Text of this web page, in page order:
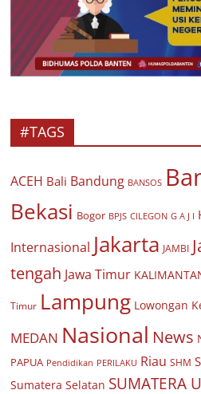
#TAGS
ACEH Bali Bandung BANSOS
Bekasi Bogor BPJS CILEGON G A J I
Internasional Jakarta JAMBI
tengah Jawa Timur
Timur Lampung Lowongan
MEDAN Nasional News
PAPUA Pendidikan PERILAKU Riau SHM
Sumatera Selatan SUMATERA